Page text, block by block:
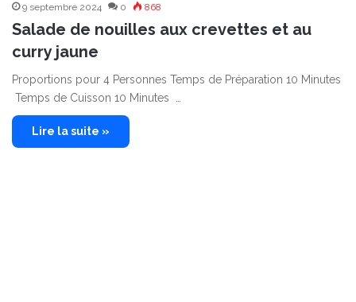
9 septembre 2024 0 868
Salade de nouilles aux crevettes et au
curry jaune
Proportions pour 4 Personnes Temps de Préparation 10 Minutes
Temps de Cuisson 10 Minutes …
Lire la suite »